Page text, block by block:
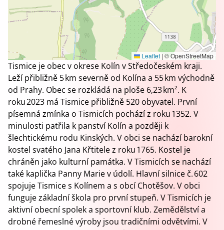
Leaflet |© OpenStreetMap
Tismice je obec v okrese Kolín v Středočeském kraji.
Leží přibližně 5 km severně od Kolína a 55 km východně
od Prahy. Obec se rozkládá na ploše 6,23 km². K
roku 2023 má Tismice přibližně 520 obyvatel. První
písemná zmínka o Tismicích pochází z roku 1352. V
minulosti patřila k panství Kolín a později k
šlechtickému rodu Kinských. V obci se nachází barokní
kostel svatého Jana Křtitele z roku 1765. Kostel je
chráněn jako kulturní památka. V Tismicích se nachází
také kaplička Panny Marie v údolí. Hlavní silnice č. 602
spojuje Tismice s Kolínem a s obcí Chotěšov. V obci
funguje základní škola pro první stupeň. V Tismicích je
aktivní obecní spolek a sportovní klub. Zemědělství a
drobné řemeslné výroby jsou tradičními odvětvími. V